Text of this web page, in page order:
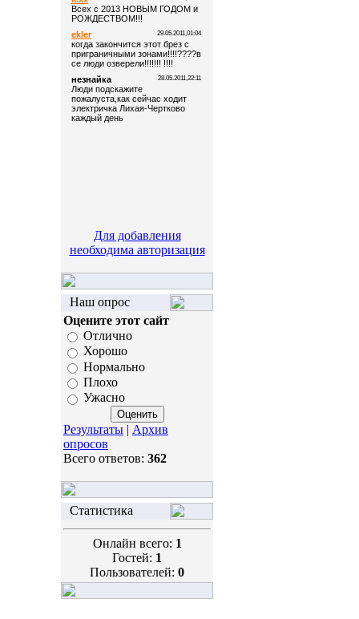
Для добавления
необходима авторизация
Наш опрос
Оцените этот сайт
Отлично
Хорошо
Нормально
Плохо
Ужасно
Результаты | Архив
опросов
Всего ответов: 362
Статистика
Онлайн всего: 1
Гостей: 1
Пользователей: 0